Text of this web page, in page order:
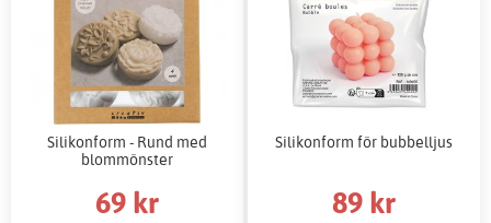
Silikonform - Rund med
blommönster
69 kr
Silikonform för bubbelljus
89 kr